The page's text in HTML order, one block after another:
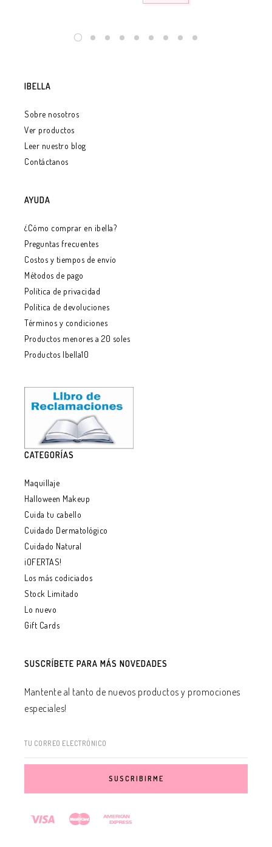
IBELLA
Sobre nosotros
Ver productos
Leer nuestro blog
Contáctanos
AYUDA
¿Cómo comprar en ibella?
Preguntas frecuentes
Costos y tiempos de envío
Métodos de pago
Política de privacidad
Política de devoluciones
Términos y condiciones
Productos menores a 20 soles
Productos Ibella10
CATEGORÍAS
Maquillaje
Halloween Makeup
Cuida tu cabello
Cuidado Dermatológico
Cuidado Natural
¡OFERTAS!
Los más codiciados
Stock Limitado
Lo nuevo
Gift Cards
SUSCRÍBETE PARA MÁS NOVEDADES
Mantente al tanto de nuevos productos y promociones
especiales!
TU CORREO ELECTRÓNICO